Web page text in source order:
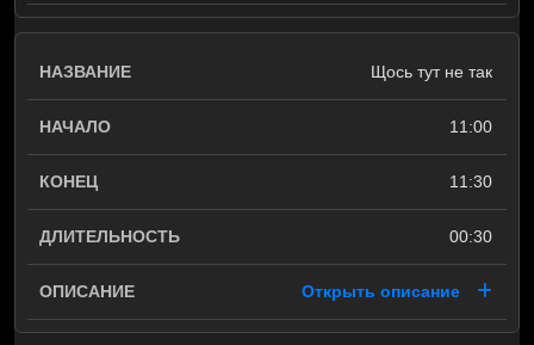
Щось тут не так
11:00
11:30
00:30
Открыть описание